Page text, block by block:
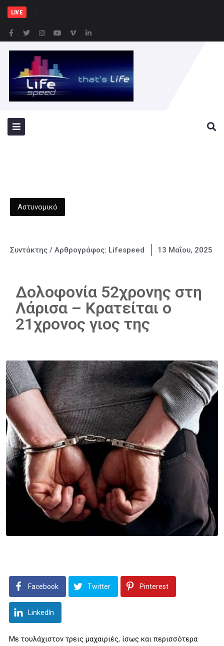
LIVE
Αστυνομικό
Συντάκτης / Αρθρογράφος: Lifespeed 13 Μαΐου, 2025
Δολοφονία 52χρονης στη
Λάρισα – Κρατείται ο
21χρονος γιος της
Facebook Twitter Pinterest
LinkedIn
Με τουλάχιστον τρεις μαχαιριές, ίσως και περισσότερα